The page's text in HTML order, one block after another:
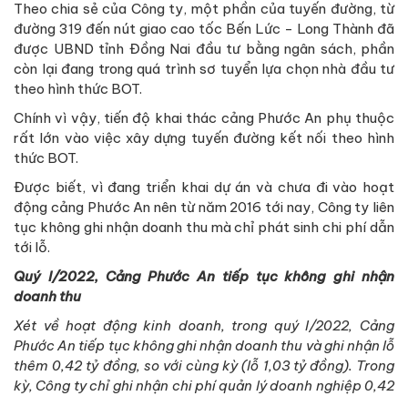
Theo chia sẻ của Công ty, một phần của tuyến đường, từ
đường 319 đến nút giao cao tốc Bến Lức - Long Thành đã
được UBND tỉnh Đồng Nai đầu tư bằng ngân sách, phần
còn lại đang trong quá trình sơ tuyển lựa chọn nhà đầu tư
theo hình thức BOT.
Chính vì vậy, tiến độ khai thác cảng Phước An phụ thuộc
rất lớn vào việc xây dựng tuyến đường kết nối theo hình
thức BOT.
Được biết, vì đang triển khai dự án và chưa đi vào hoạt
động cảng Phước An nên từ năm 2016 tới nay, Công ty liên
tục không ghi nhận doanh thu mà chỉ phát sinh chi phí dẫn
tới lỗ.
Quý I/2022, Cảng Phước An tiếp tục không ghi nhận
doanh thu
Xét về hoạt động kinh doanh, trong quý I/2022, Cảng
Phước An tiếp tục không ghi nhận doanh thu và ghi nhận lỗ
thêm 0,42 tỷ đồng, so với cùng kỳ (lỗ 1,03 tỷ đồng). Trong
kỳ, Công ty chỉ ghi nhận chi phí quản lý doanh nghiệp 0,42